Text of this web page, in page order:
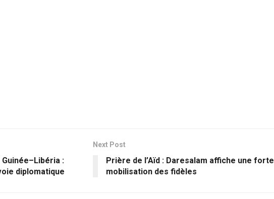
:
diplomatique
Next Post
Prière de l’Aïd : Daresalam affiche une forte
mobilisation des fidèles